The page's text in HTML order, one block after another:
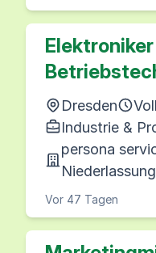
Elektroniker
Dresden
Industrie &
persona
Vor 47 Tagen